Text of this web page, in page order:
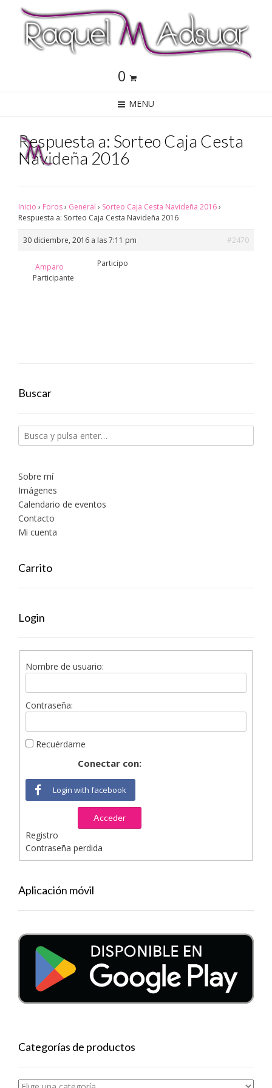
0
MENU
Respuesta a: Sorteo Caja Cesta
Navideña 2016
Inicio › Foros› General › Sorteo Caja Cesta Navideña 2016›
Respuesta a: Sorteo Caja Cesta Navideña 2016
30 diciembre, 2016 a las 7:11 pm #2470
Amparo
Participante
Participo
Buscar
Sobre mí
Imágenes
Calendario de eventos
Contacto
Mi cuenta
Carrito
Login
Nombre de usuario:
Contraseña:
Recuérdame
Conectar con:
Login with facebook
Acceder
Registro
Contraseña perdida
Aplicación móvil
Categorías de productos